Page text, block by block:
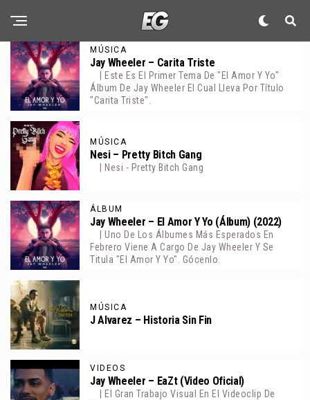
MÚSICA
Jay Wheeler – Carita Triste
| Este Es El Primer Tema De "El Amor Y Yo"
Álbum De Jay Wheeler El Cual Lleva Por Título
"Carita Triste".
MÚSICA
Nesi – Pretty Bitch Gang
| Nesi - Pretty Bitch Gang
ÁLBUM
Jay Wheeler – El Amor Y Yo (Álbum) (2022)
| Uno De Los Álbumes Más Esperados En
Febrero Viene A Cargo De Jay Wheeler Y Se
Titula "El Amor Y Yo". Gócenlo.
MÚSICA
J Alvarez – Historia Sin Fin
VIDEOS
Jay Wheeler – EaZt (Video Oficial)
| El Gran Trabajo Visual En El Videoclip De